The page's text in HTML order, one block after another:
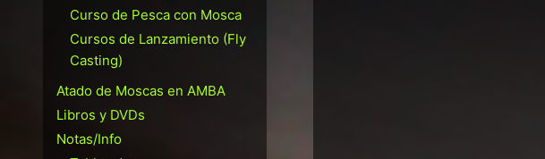
Curso de Pesca con Mosca
Cursos de Lanzamiento (Fly
Casting)
Atado de Moscas en AMBA
Libros y DVDs
Notas/Info